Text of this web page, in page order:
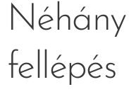
fellépés